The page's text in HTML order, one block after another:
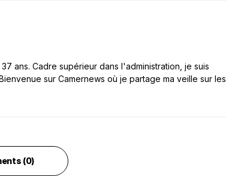
ans. Cadre supérieur dans l'administration, je suis
sur Camernews où je partage ma veille sur les
(0)